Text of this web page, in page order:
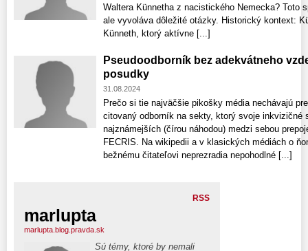
Waltera Künnetha z nacistického Nemecka? Toto
ale vyvoláva dôležité otázky. Historický kontext:
Künneth, ktorý aktívne [...]
Pseudoodborník bez adekvátneho
posudky
31.08.2024
Prečo si tie najväčšie pikošky média nechávajú
citovaný odborník na sekty, ktorý svoje inkvizičné
najznámejších (čírou náhodou) medzi sebou
FECRIS. Na wikipedii a v klasických médiách o
bežnému čitateľovi neprezradia nepohodlné [...]
RSS
marlupta
marlupta.blog.pravda.sk
Sú témy, ktoré by nemali